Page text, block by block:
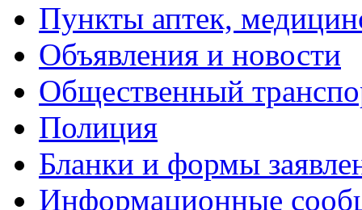
Пункты аптек,
Объявления и новости
Общественный
Полиция
Бланки и формы
Информационные